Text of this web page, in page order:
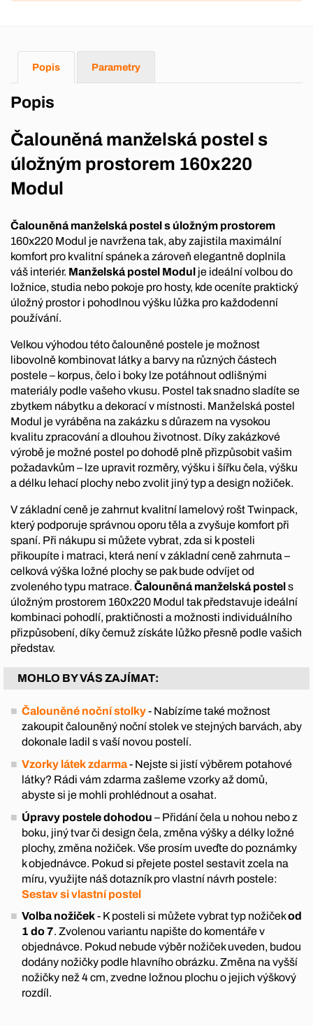
Popis Parametry
Popis
Čalouněná manželská postel s
úložným prostorem 160x220
Modul
Čalouněná manželská postel s úložným prostorem
160x220 Modul je navržena tak, aby zajistila maximální
komfort pro kvalitní spánek a zároveň elegantně doplnila
váš interiér. Manželská postel Modul je ideální volbou do
ložnice, studia nebo pokoje pro hosty, kde oceníte praktický
úložný prostor i pohodlnou výšku lůžka pro každodenní
používání.
Velkou výhodou této čalouněné postele je možnost
libovolně kombinovat látky a barvy na různých částech
postele – korpus, čelo i boky lze potáhnout odlišnými
materiály podle vašeho vkusu. Postel tak snadno sladíte se
zbytkem nábytku a dekorací v místnosti. Manželská postel
Modul je vyráběna na zakázku s důrazem na vysokou
kvalitu zpracování a dlouhou životnost. Díky zakázkové
výrobě je možné postel po dohodě plně přizpůsobit vašim
požadavkům – lze upravit rozměry, výšku i šířku čela, výšku
a délku lehací plochy nebo zvolit jiný typ a design nožiček.
V základní ceně je zahrnut kvalitní lamelový rošt Twinpack,
který podporuje správnou oporu těla a zvyšuje komfort při
spaní. Při nákupu si můžete vybrat, zda si k posteli
přikoupíte i matraci, která není v základní ceně zahrnuta –
celková výška ložné plochy se pak bude odvíjet od
zvoleného typu matrace. Čalouněná manželská postel s
úložným prostorem 160x220 Modul tak představuje ideální
kombinaci pohodlí, praktičnosti a možnosti individuálního
přizpůsobení, díky čemuž získáte lůžko přesně podle vašich
představ.
MOHLO BY VÁS ZAJÍMAT:
Čalouněné noční stolky- Nabízíme také možnost
zakoupit čalouněný noční stolek ve stejných barvách, aby
dokonale ladil s vaší novou postelí.
Vzorky látek zdarma- Nejste si jistí výběrem potahové
látky? Rádi vám zdarma zašleme vzorky až domů,
abyste si je mohli prohlédnout a osahat.
Úpravy postele dohodou – Přidání čela u nohou nebo z
boku, jiný tvar či design čela, změna výšky a délky ložné
plochy, změna nožiček. Vše prosím uveďte do poznámky
k objednávce. Pokud si přejete postel sestavit zcela na
míru, využijte náš dotazník pro vlastní návrh postele:
Sestav si vlastní postel
Volba nožiček- K posteli si můžete vybrat typ nožičekod
1 do 7. Zvolenou variantu napište do komentáře v
objednávce. Pokud nebude výběr nožiček uveden, budou
dodány nožičky podle hlavního obrázku. Změna na vyšší
nožičky než 4 cm, zvedne ložnou plochu o jejich výškový
rozdíl.